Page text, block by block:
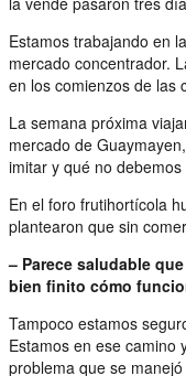
Estamos trabajando en
mercado concentrador.
en los comienzos de las
La semana próxima
mercado de
imitar y qué no debemos
En el foro frutihortícola
plantearon que sin
– Parece saludable
bien finito cómo
Tampoco estamos
Estamos en ese camino
problema que se